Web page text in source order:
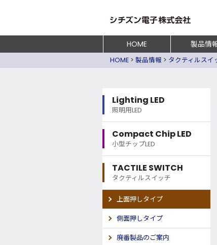
HOME
製品情
HOME > 製品情報 > タクティルスイ
Lighting LED
照明用LED
Compact Chip LED
小型チップLED
TACTILE SWITCH
タクティルスイッチ
上面押しタイプ
側面押しタイプ
廃番製品のご案内